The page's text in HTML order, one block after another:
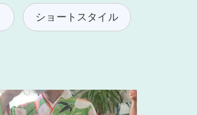
ショートスタイル